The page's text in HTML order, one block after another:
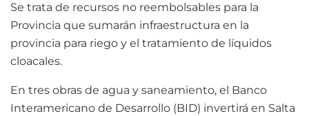
Se trata de recursos no reembolsables para la
Provincia que sumarán infraestructura en la
provincia para riego y el tratamiento de líquidos
cloacales.
En tres obras de agua y saneamiento, el Banco
Interamericano de Desarrollo (BID) invertirá en Salta